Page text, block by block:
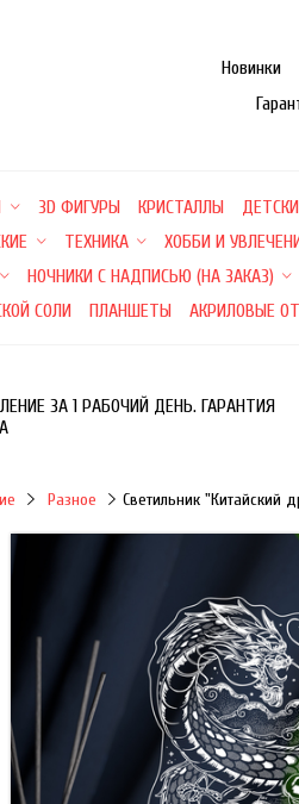
Новинки
3D ФИГУРЫ КРИСТАЛЛЫ
ТЕХНИКА ХОББИ И
НОЧНИКИ С НАДПИСЬЮ (НА ЗАКАЗ)
СОЛИ
ПЛАНШЕТЫ АКРИЛОВЫЕ
ЗА 1 РАБОЧИЙ ДЕНЬ. ГАРАНТИЯ
Разное Светильник "Китайский